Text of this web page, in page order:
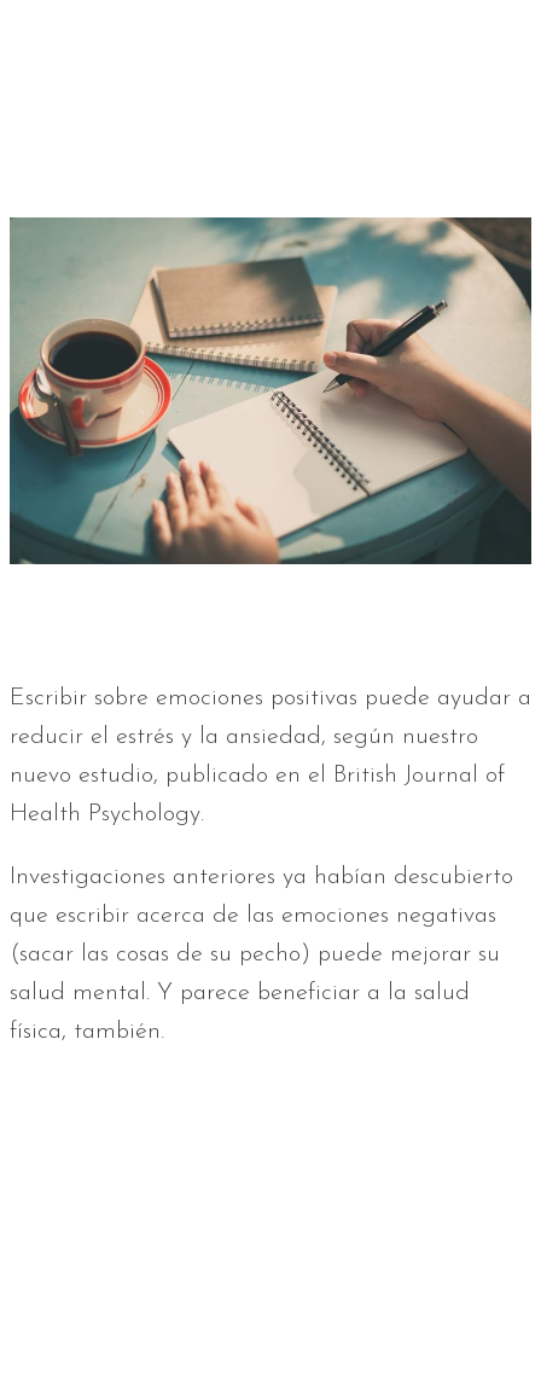
Escribir sobre emociones positivas puede ayudar a
reducir el estrés y la ansiedad, según nuestro
nuevo estudio, publicado en el British Journal of
Health Psychology.
Investigaciones anteriores ya habían descubierto
que escribir acerca de las emociones negativas
(sacar las cosas de su pecho) puede mejorar su
salud mental. Y parece beneficiar a la salud
física, también.